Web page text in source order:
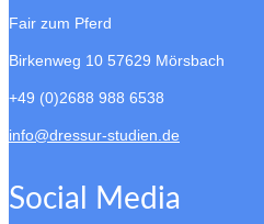
Fair zum Pferd
Birkenweg 10 57629 Mörsbach
+49 (0)2688 988 6538
info@dressur-studien.de
Social Media